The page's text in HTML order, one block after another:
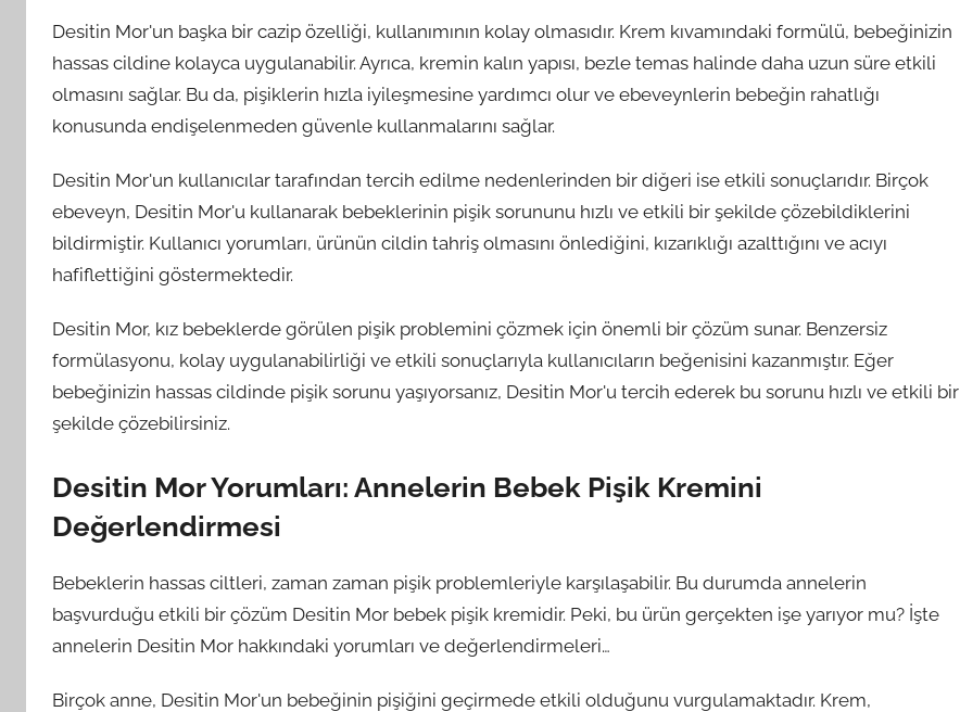
Desitin Mor'un başka bir cazip özelliği, kullanımının kolay olmasıdır. Krem kıvamındaki formülü, bebeğinizin
hassas cildine kolayca uygulanabilir. Ayrıca, kremin kalın yapısı, bezle temas halinde daha uzun süre etkili
olmasını sağlar. Bu da, pişiklerin hızla iyileşmesine yardımcı olur ve ebeveynlerin bebeğin rahatlığı
konusunda endişelenmeden güvenle kullanmalarını sağlar.
Desitin Mor'un kullanıcılar tarafından tercih edilme nedenlerinden bir diğeri ise etkili sonuçlarıdır. Birçok
ebeveyn, Desitin Mor'u kullanarak bebeklerinin pişik sorununu hızlı ve etkili bir şekilde çözebildiklerini
bildirmiştir. Kullanıcı yorumları, ürünün cildin tahriş olmasını önlediğini, kızarıklığı azalttığını ve acıyı
hafiflettiğini göstermektedir.
Desitin Mor, kız bebeklerde görülen pişik problemini çözmek için önemli bir çözüm sunar. Benzersiz
formülasyonu, kolay uygulanabilirliği ve etkili sonuçlarıyla kullanıcıların beğenisini kazanmıştır. Eğer
bebeğinizin hassas cildinde pişik sorunu yaşıyorsanız, Desitin Mor'u tercih ederek bu sorunu hızlı ve etkili bir
şekilde çözebilirsiniz.
Desitin Mor Yorumları: Annelerin Bebek Pişik Kremini
Değerlendirmesi
Bebeklerin hassas ciltleri, zaman zaman pişik problemleriyle karşılaşabilir. Bu durumda annelerin
başvurduğu etkili bir çözüm Desitin Mor bebek pişik kremidir. Peki, bu ürün gerçekten işe yarıyor mu? İşte
annelerin Desitin Mor hakkındaki yorumları ve değerlendirmeleri…
Birçok anne, Desitin Mor'un bebeğinin pişiğini geçirmede etkili olduğunu vurgulamaktadır. Krem,